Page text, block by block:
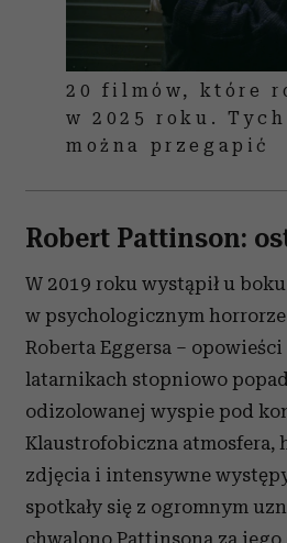
20 filmów, które
w 2025 roku.
można przegapić
Robert Pattinson:
W 2019 roku wystąpił u
w psychologicznym horrorze
Roberta Eggersa –
latarnikach stopniowo
odizolowanej wyspie pod
Klaustrofobiczna atmosfera,
zdjęcia i intensywne
spotkały się z ogromnym
chwalono Pattinsona za